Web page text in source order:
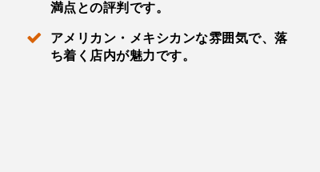
満点との評判です。
アメリカン・メキシカンな雰囲気で、落
ち着く店内が魅力です。